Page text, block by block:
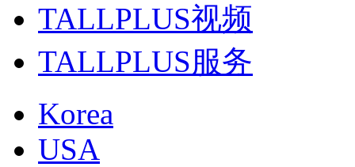
TALLPLUS视频
TALLPLUS服务
Korea
USA